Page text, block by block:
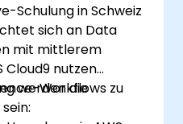
Schulung in Schweiz
sich an Data
mit mittlerem
Cloud9 nutzen
Workflows zu
werden die